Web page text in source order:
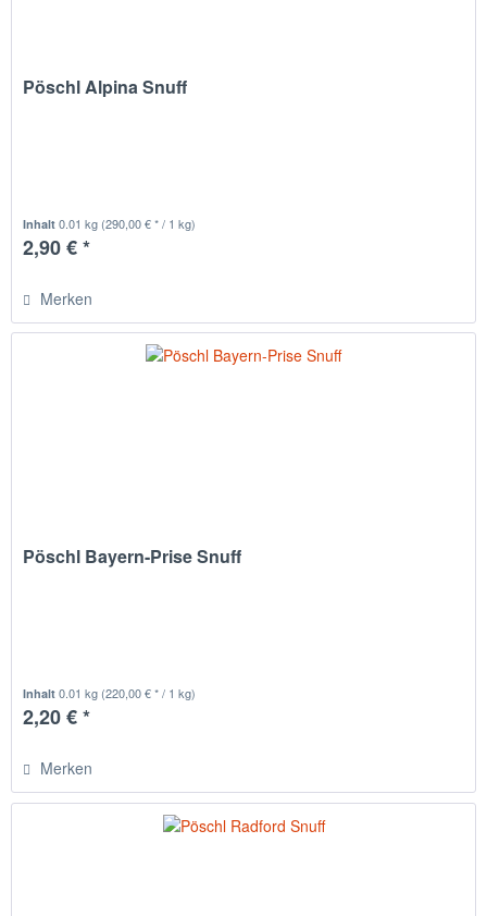
Pöschl Alpina Snuff
Inhalt0.01 kg (290,00 € * / 1 kg)
2,90 € *
Merken
Pöschl Bayern-Prise Snuff
Inhalt0.01 kg (220,00 € * / 1 kg)
2,20 € *
Merken